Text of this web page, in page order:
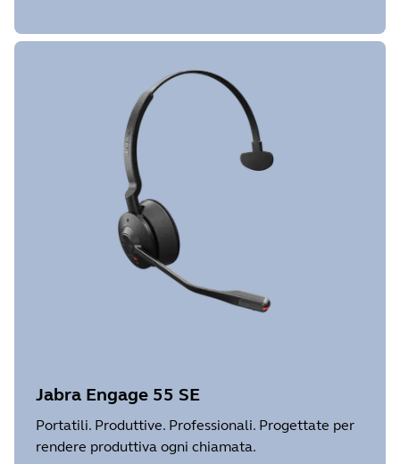
Jabra Engage 55 SE
Portatili. Produttive. Professionali. Progettate per
rendere produttiva ogni chiamata.